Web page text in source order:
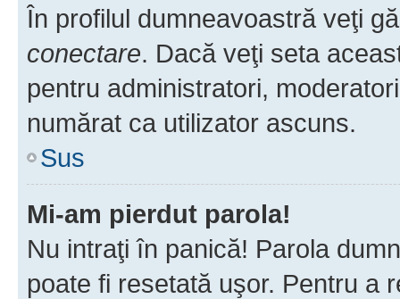
În profilul dumneavoastră veţi
conectare. Dacă veţi seta
pentru administratori,
numărat ca utilizator ascuns.
Sus
Mi-am pierdut parola!
Nu intraţi în panică! Parola
poate fi resetată uşor. Pentru a